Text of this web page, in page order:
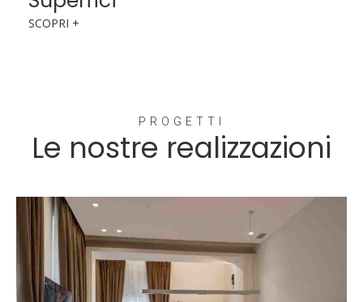
SCOPRI +
PROGETTI
Le nostre realizzazioni